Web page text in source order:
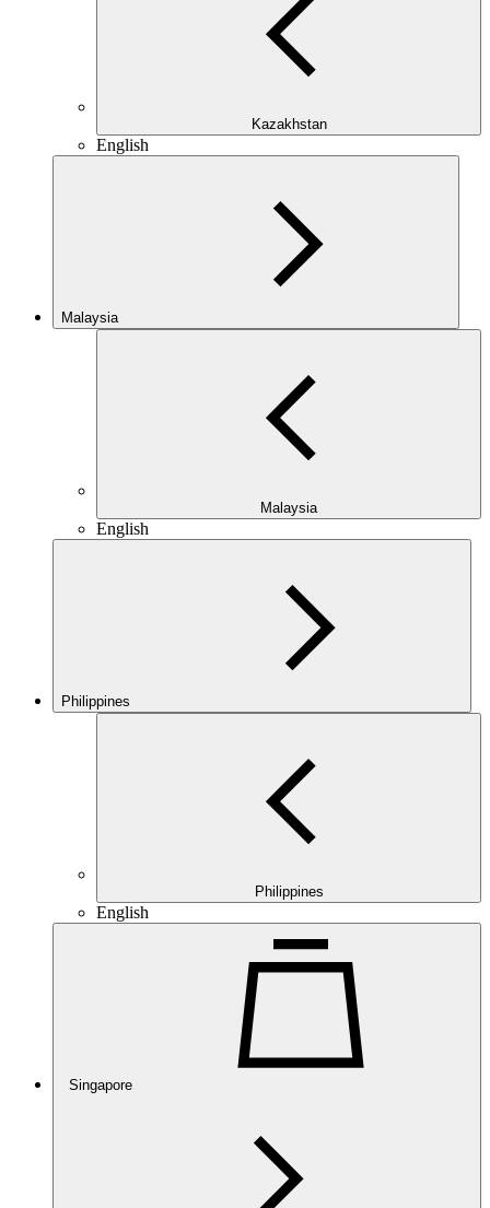
Kazakhstan
English
Malaysia
Malaysia
English
Philippines
Philippines
English
Singapore